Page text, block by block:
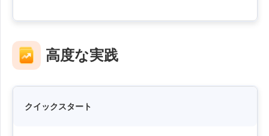
工業製造
チェーン小売
中國香港
繁體中文
中國台灣
繁體中文
日本
お問い合わせ
スマートハードウェア
高度な実践
クイックスタート